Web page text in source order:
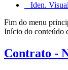
Iden. Visual
Fim do menu
Início do conteúdo
Contrato -